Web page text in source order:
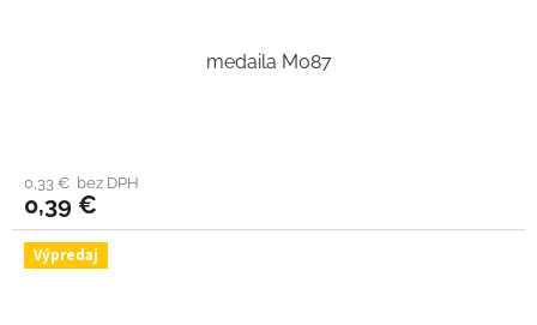
medaila M087
0,33 € bez DPH
0,39 €
Výpredaj